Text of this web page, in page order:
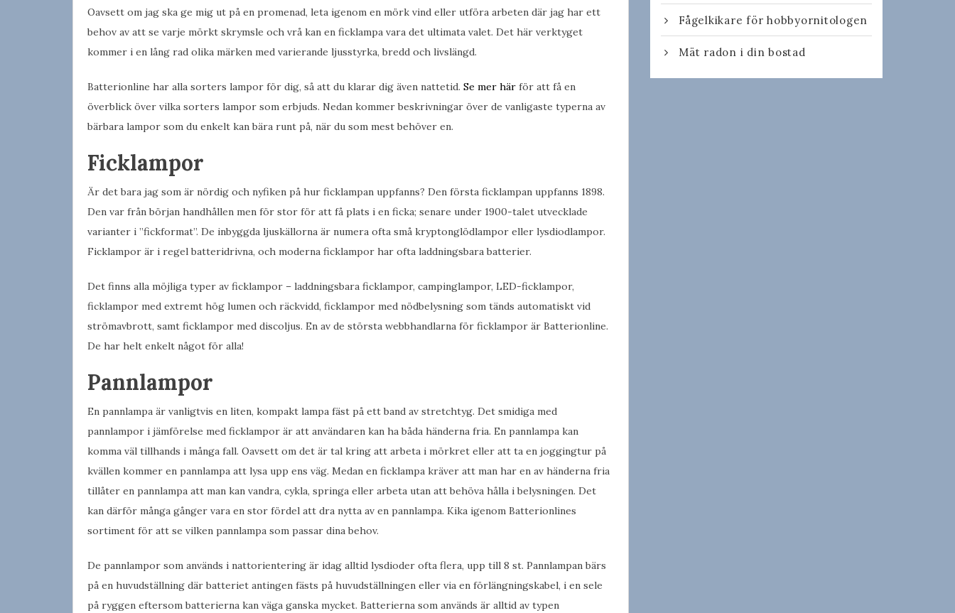
Oavsett om jag ska ge mig ut på en promenad, leta igenom en mörk vind eller utföra arbeten där jag har ett
behov av att se varje mörkt skrymsle och vrå kan en ficklampa vara det ultimata valet. Det här verktyget
kommer i en lång rad olika märken med varierande ljusstyrka, bredd och livslängd.
Batterionline har alla sorters lampor för dig, så att du klarar dig även nattetid. Se mer här för att få en
överblick över vilka sorters lampor som erbjuds. Nedan kommer beskrivningar över de vanligaste typerna av
bärbara lampor som du enkelt kan bära runt på, när du som mest behöver en.
Ficklampor
Är det bara jag som är nördig och nyfiken på hur ficklampan uppfanns? Den första ficklampan uppfanns 1898.
Den var från början handhållen men för stor för att få plats i en ficka; senare under 1900-talet utvecklade
varianter i ”fickformat”. De inbyggda ljuskällorna är numera ofta små kryptonglödlampor eller lysdiodlampor.
Ficklampor är i regel batteridrivna, och moderna ficklampor har ofta laddningsbara batterier.
Det finns alla möjliga typer av ficklampor – laddningsbara ficklampor, campinglampor, LED-ficklampor,
ficklampor med extremt hög lumen och räckvidd, ficklampor med nödbelysning som tänds automatiskt vid
strömavbrott, samt ficklampor med discoljus. En av de största webbhandlarna för ficklampor är Batterionline.
De har helt enkelt något för alla!
Pannlampor
En pannlampa är vanligtvis en liten, kompakt lampa fäst på ett band av stretchtyg. Det smidiga med
pannlampor i jämförelse med ficklampor är att användaren kan ha båda händerna fria. En pannlampa kan
komma väl tillhands i många fall. Oavsett om det är tal kring att arbeta i mörkret eller att ta en joggingtur på
kvällen kommer en pannlampa att lysa upp ens väg. Medan en ficklampa kräver att man har en av händerna fria
tillåter en pannlampa att man kan vandra, cykla, springa eller arbeta utan att behöva hålla i belysningen. Det
kan därför många gånger vara en stor fördel att dra nytta av en pannlampa. Kika igenom Batterionlines
sortiment för att se vilken pannlampa som passar dina behov.
De pannlampor som används i nattorientering är idag alltid lysdioder ofta flera, upp till 8 st. Pannlampan bärs
på en huvudställning där batteriet antingen fästs på huvudställningen eller via en förlängningskabel, i en sele
på ryggen eftersom batterierna kan väga ganska mycket. Batterierna som används är alltid av typen
Fågelkikare för hobbyornitologen
Mät radon i din bostad